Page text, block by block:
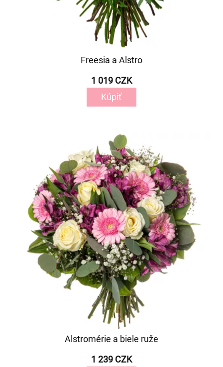
Freesia a Alstro
1 019 CZK
Kúpiť
Alstromérie a biele ruže
1 239 CZK